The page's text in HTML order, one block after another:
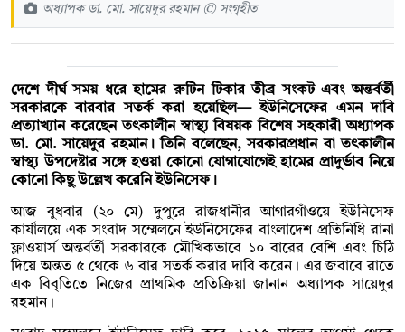
অধ্যাপক ডা. মো. সায়েদুর রহমান © সংগৃহীত
দেশে দীর্ঘ সময় ধরে হামের রুটিন টিকার তীব্র সংকট এবং অন্তর্বর্তী
সরকারকে বারবার সতর্ক করা হয়েছিল— ইউনিসেফের এমন দাবি
প্রত্যাখ্যান করেছেন তৎকালীন স্বাস্থ্য বিষয়ক বিশেষ সহকারী অধ্যাপক
ডা. মো. সায়েদুর রহমান। তিনি বলেছেন, সরকারপ্রধান বা তৎকালীন
স্বাস্থ্য উপদেষ্টার সঙ্গে হওয়া কোনো যোগাযোগেই হামের প্রাদুর্ভাব নিয়ে
কোনো কিছু উল্লেখ করেনি ইউনিসেফ।
আজ বুধবার (২০ মে) দুপুরে রাজধানীর আগারগাঁওয়ে ইউনিসেফ
কার্যালয়ে এক সংবাদ সম্মেলনে ইউনিসেফের বাংলাদেশ প্রতিনিধি রানা
ফ্লাওয়ার্স অন্তর্বর্তী সরকারকে মৌখিকভাবে ১০ বারের বেশি এবং চিঠি
দিয়ে অন্তত ৫ থেকে ৬ বার সতর্ক করার দাবি করেন। এর জবাবে রাতে
এক বিবৃতিতে নিজের প্রাথমিক প্রতিক্রিয়া জানান অধ্যাপক সায়েদুর
রহমান।